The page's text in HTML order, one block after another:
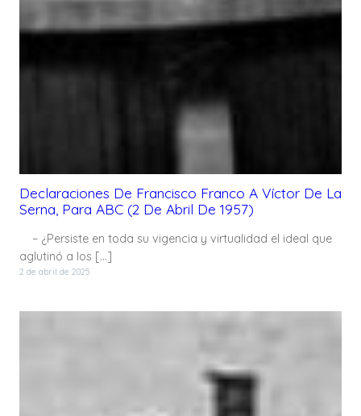
Declaraciones De Francisco Franco A Víctor De La
Serna, Para ABC (2 De Abril De 1957)
– ¿Persiste en toda su vigencia y virtualidad el ideal que
aglutinó a los […]
2 de abril de 2025